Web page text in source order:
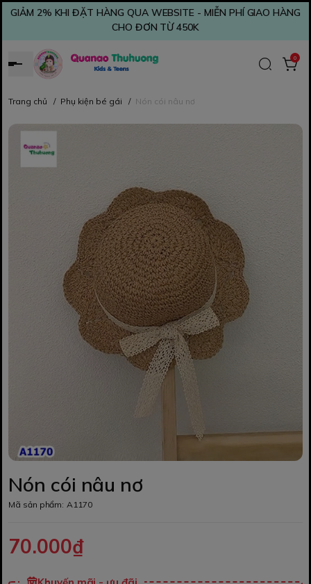
GIẢM 2% KHI ĐẶT HÀNG QUA WEBSITE - MIỄN PHÍ GIAO HÀNG
CHO ĐƠN TỪ 450K
0
Trang chủ / Phụ kiện bé gái / Nón cói nâu nơ
Nón cói nâu nơ
Mã sản phẩm: A1170
70.000₫